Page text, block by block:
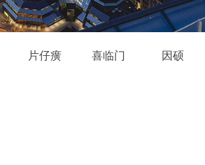
片仔癀 喜临门 因硕